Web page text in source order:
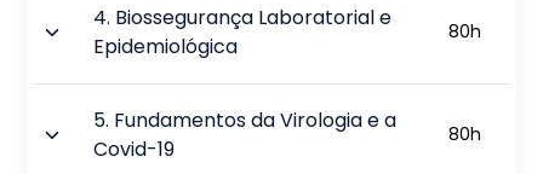
4. Biossegurança Laboratorial e
Epidemiológica
80h
5. Fundamentos da Virologia e a
Covid-19
80h